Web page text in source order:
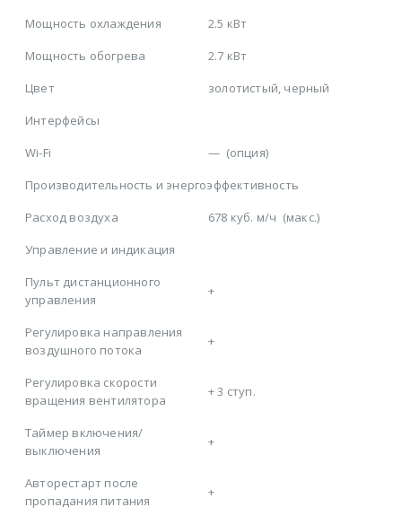
Мощность охлаждения
2.5 кВт
Мощность обогрева
2.7 кВт
Цвет
золотистый, черный
Интерфейсы
Wi-Fi
— (опция)
Производительность и энергоэффективность
Расход воздуха
678 куб. м/ч (макс.)
Управление и индикация
Пульт дистанционного
управления
+
Регулировка направления
воздушного потока
+
Регулировка скорости
вращения вентилятора
+3 ступ.
Таймер включения/
выключения
+
Авторестарт после
пропадания питания
+